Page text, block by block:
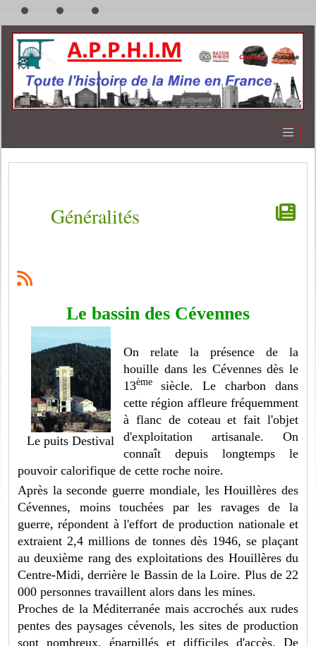
Généralités
Le bassin des Cévennes
Le puits Destival
On relate la présence de la
houille dans les Cévennes dès le
13ème siècle. Le charbon dans
cette région affleure fréquemment
à flanc de coteau et fait l'objet
d'exploitation artisanale. On
connaît depuis longtemps le
pouvoir calorifique de cette roche noire.
Après la seconde guerre mondiale, les Houillères des
Cévennes, moins touchées par les ravages de la
guerre, répondent à l'effort de production nationale et
extraient 2,4 millions de tonnes dès 1946, se plaçant
au deuxième rang des exploitations des Houillères du
Centre-Midi, derrière le Bassin de la Loire. Plus de 22
000 personnes travaillent alors dans les mines.
Proches de la Méditerranée mais accrochés aux rudes
pentes des paysages cévenols, les sites de production
sont nombreux, éparpillés et difficiles d'accès. De